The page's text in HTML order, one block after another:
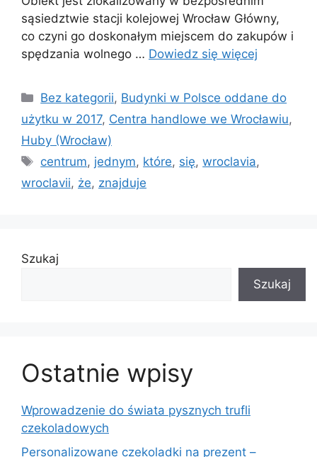
sąsiedztwie stacji kolejowej Wrocław Główny,
co czyni go doskonałym miejscem do zakupów i
spędzania wolnego … Dowiedz się więcej
Kategorie
Bez kategorii, Budynki w Polsce oddane do
użytku w 2017, Centra handlowe we Wrocławiu,
Huby (Wrocław)
Tagi
centrum, jednym, które, się,wroclavia,
wroclavii, że, znajduje
Szukaj
Szukaj
Ostatnie wpisy
Wprowadzenie do świata pysznych trufli
czekoladowych
Personalizowane czekoladki na prezent –